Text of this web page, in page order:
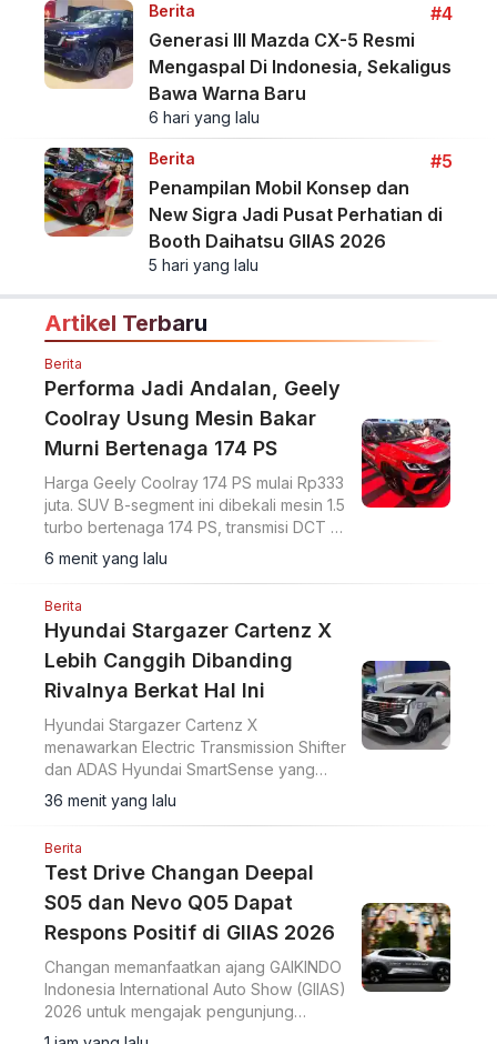
Berita
#4
Generasi III Mazda CX-5 Resmi
Mengaspal Di Indonesia, Sekaligus
Bawa Warna Baru
6 hari yang lalu
Berita
#5
Penampilan Mobil Konsep dan
New Sigra Jadi Pusat Perhatian di
Booth Daihatsu GIIAS 2026
5 hari yang lalu
Artikel Terbaru
Berita
Performa Jadi Andalan, Geely
Coolray Usung Mesin Bakar
Murni Bertenaga 174 PS
Harga Geely Coolray 174 PS mulai Rp333
juta. SUV B-segment ini dibekali mesin 1.5
turbo bertenaga 174 PS, transmisi DCT 7
percepatan, akselerasi 0-100 km/jam
dalam 7,6 detik, serta ADAS Level 2.
6 menit yang lalu
Berita
Hyundai Stargazer Cartenz X
Lebih Canggih Dibanding
Rivalnya Berkat Hal Ini
Hyundai Stargazer Cartenz X
menawarkan Electric Transmission Shifter
dan ADAS Hyundai SmartSense yang
lebih lengkap. Simak harga Hyundai
Stargazer Cartenz X terbaru mulai Rp350
36 menit yang lalu
Berita
Test Drive Changan Deepal
S05 dan Nevo Q05 Dapat
Respons Positif di GIIAS 2026
Changan memanfaatkan ajang GAIKINDO
Indonesia International Auto Show (GIIAS)
2026 untuk mengajak pengunjung
merasakan langsung performa dua